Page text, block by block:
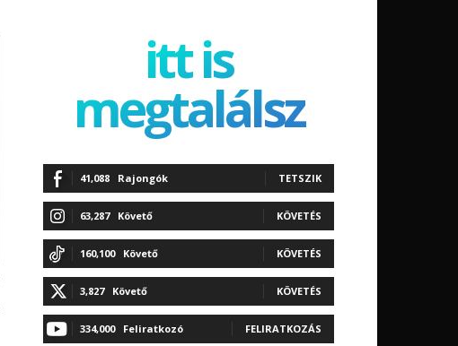
itt is
megtalálsz
41,088 Rajongók TETSZIK
63,287 Követő KÖVETÉS
160,100 Követő KÖVETÉS
3,827 Követő KÖVETÉS
334,000 Feliratkozó FELIRATKOZÁS